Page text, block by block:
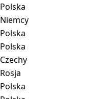
Polska
Niemcy
Polska
Polska
Czechy
Rosja
Polska